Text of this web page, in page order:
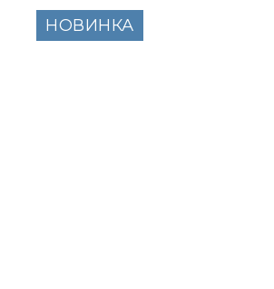
НОВИНКА